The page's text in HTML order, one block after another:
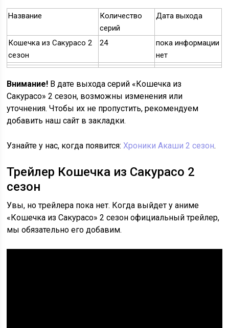
Название
Количество
серий
Дата выхода
Кошечка из Сакурасо 2
сезон
24
пока информации
нет
Внимание! В дате выхода серий «Кошечка из
Сакурасо» 2 сезон, возможны изменения или
уточнения. Чтобы их не пропустить, рекомендуем
добавить наш сайт в закладки.
Узнайте у нас, когда появится:Хроники Акаши 2 сезон.
Трейлер Кошечка из Сакурасо 2
сезон
Увы, но трейлера пока нет. Когда выйдет у аниме
«Кошечка из Сакурасо» 2 сезон официальный трейлер,
мы обязательно его добавим.